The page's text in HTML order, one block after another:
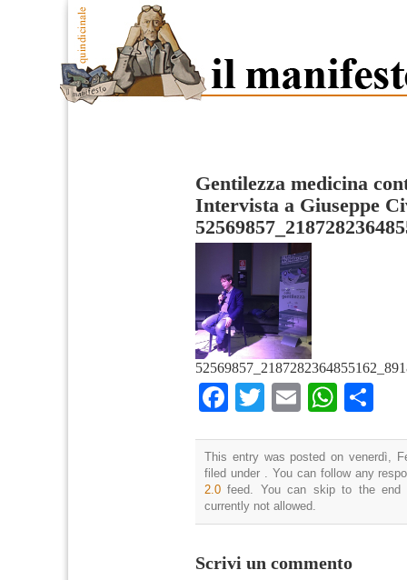
Gentilezza medicina
Intervista a Giuseppe
Facebook
TwitterEmail
This entry was posted on venerdì,
filed under . You can follow any
2.0 feed. You can skip to the end
currently not allowed.
Scrivi un commento